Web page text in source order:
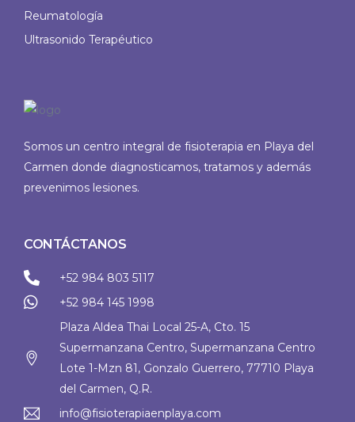
Reumatología
Ultrasonido Terapéutico
Somos un centro integral de fisioterapia en Playa del
Carmen donde diagnosticamos, tratamos y además
prevenimos lesiones.
CONTÁCTANOS
+52 984 803 5117
+52 984 145 1998
Plaza Aldea Thai Local 25-A, Cto. 15
Supermanzana Centro, Supermanzana Centro
Lote 1-Mzn 81, Gonzalo Guerrero, 77710 Playa
del Carmen, Q.R.
info@fisioterapiaenplaya.com